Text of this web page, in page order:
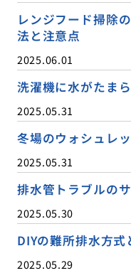
レンジフード掃除
法と注意点
2025.06.01
洗濯機に水がたま
2025.05.31
冬場のウォシュレ
2025.05.31
排水管トラブルの
2025.05.30
DIYの難所排水方
2025.05.29